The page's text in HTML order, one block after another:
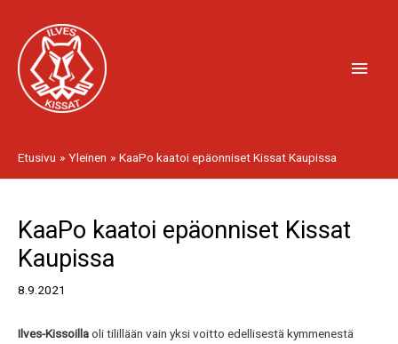
sisältöön
Etusivu Yleinen KaaPo kaatoi epäonniset Kissat Kaupissa
KaaPo kaatoi epäonniset Kissat
Kaupissa
8.9.2021
Ilves-Kissoillaoli tilillään vain yksi voitto edellisestä kymmenestä
selaus